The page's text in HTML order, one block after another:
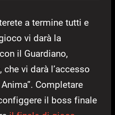
a termine tutti e
vi darà la
il Guardiano,
che vi darà l’accesso
Completare
il boss finale